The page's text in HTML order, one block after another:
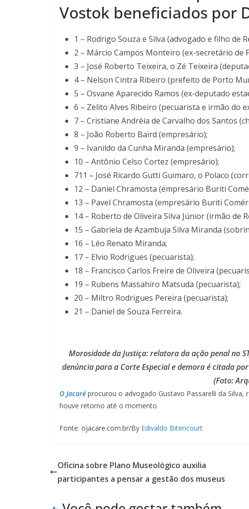
Vostok beneficiados por
1 – Rodrigo Souza e Silva (advogado e filho de
2 – Márcio Campos Monteiro (ex-secretário de
3 – José Roberto Teixeira, o Zé Teixeira
4 – Nelson Cintra Ribeiro (prefeito de Porto
5 – Osvane Aparecido Ramos (ex-deputado
6 – Zelito Alves Ribeiro (pecuarista e irmão do
7 – Cristiane Andréia de Carvalho dos Santos
8 – João Roberto Baird (empresário);
9 – Ivanildo da Cunha Miranda (empresário);
10 – Antônio Celso Cortez (empresário);
711 – José Ricardo Gutti Guimaro, o Polaco
12 – Daniel Chramosta (empresário Buriti
13 – Pavel Chramosta (empresário Buriti
14 – Roberto de Oliveira Silva Júnior (irmão de
15 – Gabriela de Azambuja Silva Miranda
16 – Léo Renato Miranda;
17 – Elvio Rodrigues (pecuarista);
18 – Francisco Carlos Freire de Oliveira
19 – Rubens Massahiro Matsuda (pecuarista);
20 – Miltro Rodrigues Pereira (pecuarista);
21 – Daniel de Souza Ferreira.
Morosidade da Justiça: relatora da ação penal no
denúncia para a Corte Especial e demora é citada
(Foto:
O Jacaré procurou o advogado Gustavo Passarelli da
houve retorno até o momento.
Fonte: ojacare.com.br/By Edivaldo Bitencourt
Oficina sobre Plano Museológico auxilia
participantes a pensar a gestão dos museus